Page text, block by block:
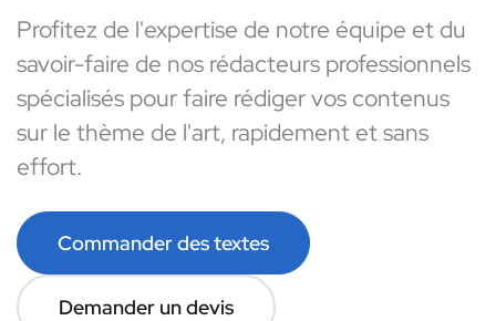
Profitez de l'expertise de notre équipe et du
savoir-faire de nos rédacteurs professionnels
spécialisés pour faire rédiger vos contenus
sur le thème de l'art, rapidement et sans
effort.
Commander des textes
Demander un devis